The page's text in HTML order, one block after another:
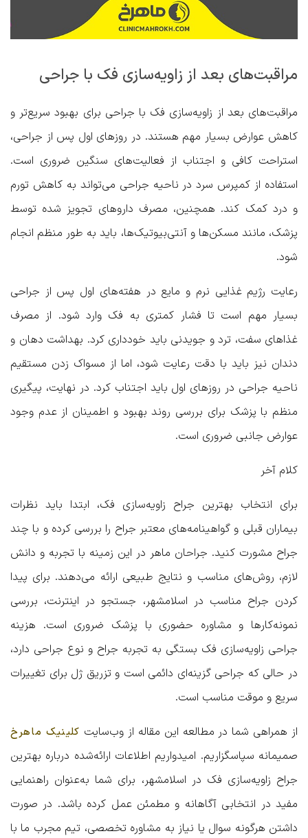
مراقبت‌های بعد از زاویه‌سازی فک با جراحی
مراقبت‌های بعد از زاویه‌سازی فک با جراحی برای بهبود سریع‌تر و
کاهش عوارض بسیار مهم هستند. در روزهای اول پس از جراحی،
استراحت کافی و اجتناب از فعالیت‌های سنگین ضروری است.
استفاده از کمپرس سرد در ناحیه جراحی می‌تواند به کاهش تورم
و درد کمک کند. همچنین، مصرف داروهای تجویز شده توسط
پزشک، مانند مسکن‌ها و آنتی‌بیوتیک‌ها، باید به طور منظم انجام
شود.
رعایت رژیم غذایی نرم و مایع در هفته‌های اول پس از جراحی
بسیار مهم است تا فشار کمتری به فک وارد شود. از مصرف
غذاهای سفت، ترد و جویدنی باید خودداری کرد. بهداشت دهان و
دندان نیز باید با دقت رعایت شود، اما از مسواک زدن مستقیم
ناحیه جراحی در روزهای اول باید اجتناب کرد. در نهایت، پیگیری
منظم با پزشک برای بررسی روند بهبود و اطمینان از عدم وجود
عوارض جانبی ضروری است.
کلام آخر
برای انتخاب بهترین جراح زاویه‌سازی فک، ابتدا باید نظرات
بیماران قبلی و گواهینامه‌های معتبر جراح را بررسی کرده و با چند
جراح مشورت کنید. جراحان ماهر در این زمینه با تجربه و دانش
لازم، روش‌های مناسب و نتایج طبیعی ارائه می‌دهند. برای پیدا
کردن جراح مناسب در اسلامشهر، جستجو در اینترنت، بررسی
نمونه‌کارها و مشاوره حضوری با پزشک ضروری است. هزینه
جراحی زاویه‌سازی فک بستگی به تجربه جراح و نوع جراحی دارد،
در حالی که جراحی گزینه‌ای دائمی است و تزریق ژل برای تغییرات
سریع و موقت مناسب است.
از همراهی شما در مطالعه این مقاله از وب‌سایت کلینیک ماهرخ
صمیمانه سپاسگزاریم. امیدواریم اطلاعات ارائه‌شده درباره بهترین
جراح زاویه‌سازی فک در اسلامشهر، برای شما به‌عنوان راهنمایی
مفید در انتخابی آگاهانه و مطمئن عمل کرده باشد. در صورت
داشتن هرگونه سوال یا نیاز به مشاوره تخصصی، تیم مجرب ما با